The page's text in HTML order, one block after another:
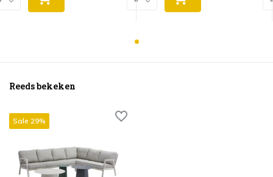
Reeds bekeken
Sale 29%